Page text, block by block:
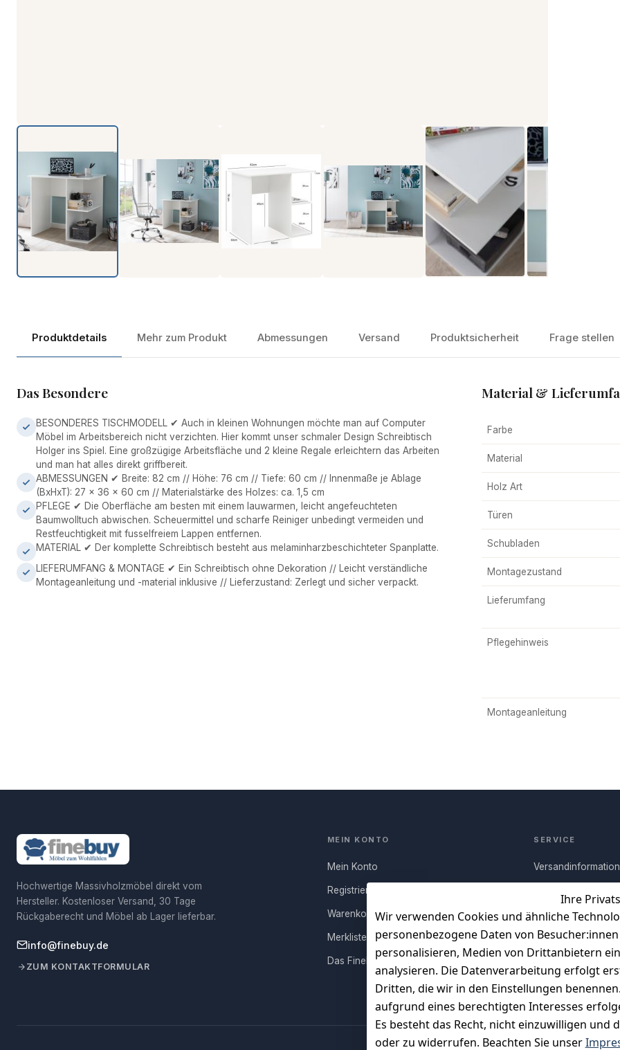
Produktdetails Mehr zum Produkt Abmessungen Versand Produktsicherheit Frage stellen
Das Besondere
BESONDERES TISCHMODELL ✔ Auch in kleinen Wohnungen möchte man auf Computer
Möbel im Arbeitsbereich nicht verzichten. Hier kommt unser schmaler Design Schreibtisch
Holger ins Spiel. Eine großzügige Arbeitsfläche und 2 kleine Regale erleichtern das Arbeiten
und man hat alles direkt griffbereit.
ABMESSUNGEN ✔ Breite: 82 cm // Höhe: 76 cm // Tiefe: 60 cm // Innenmaße je Ablage
(BxHxT): 27 x 36 x 60 cm // Materialstärke des Holzes: ca. 1,5 cm
PFLEGE ✔ Die Oberfläche am besten mit einem lauwarmen, leicht angefeuchteten
Baumwolltuch abwischen. Scheuermittel und scharfe Reiniger unbedingt vermeiden und
Restfeuchtigkeit mit fusselfreiem Lappen entfernen.
MATERIAL ✔ Der komplette Schreibtisch besteht aus melaminharzbeschichteter Spanplatte.
LIEFERUMFANG & MONTAGE ✔ Ein Schreibtisch ohne Dekoration // Leicht verständliche
Montageanleitung und -material inklusive // Lieferzustand: Zerlegt und sicher verpackt.
Material &
Farbe
Material
Holz Art
Türen
Schubladen
Montagezustand
Lieferumfang
Pflegehinweis
Montageanleitung
Ihre
Wir verwenden Cookies und ähnliche
personenbezogene Daten von
personalisieren, Medien von Drittanbietern
analysieren. Die Datenverarbeitung erfolgt
Dritten, die wir in den Einstellungen
aufgrund eines berechtigten Interesses
Es besteht das Recht, nicht einzuwilligen
oder zu widerrufen. Beachten Sie unser
Hochwertige Massivholzmöbel direkt vom
Hersteller. Kostenloser Versand, 30 Tage
Rückgaberecht und Möbel ab Lager lieferbar.
info@finebuy.de
ZUM KONTAKTFORMULAR
MEIN KONTO
Mein Konto
Registrieren
Warenkorb
Merkliste
Das FineBuy-Magazin
SERVICE
Rücksendung
Persönlicher
Erfahrungen
Vertrag